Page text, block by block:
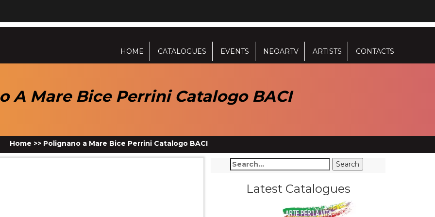
HOME CATALOGUES EVENTS NEOARTV ARTISTS CONTACTS
A Mare Bice Perrini Catalogo BACI
Home >> Polignano a Mare Bice Perrini Catalogo BACI
Latest Catalogues